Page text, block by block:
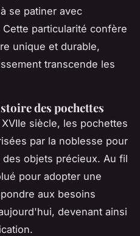
se patiner avec
particularité confère
unique et durable,
transcende les
des pochettes
siècle, les pochettes
par la noblesse pour
objets précieux. Au fil
pour adopter une
aux besoins
devenant ainsi